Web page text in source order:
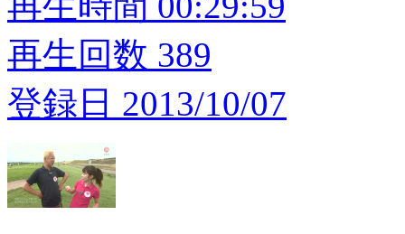
再生回数 389
登録日 2013/10/07